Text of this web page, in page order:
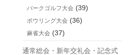
パークゴルフ大会 (39)
ボウリング大会 (36)
麻雀大会 (37)
通常総会・新年交礼会・記念式